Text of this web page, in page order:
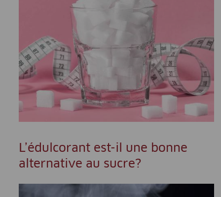
L’édulcorant est-il une bonne
alternative au sucre?